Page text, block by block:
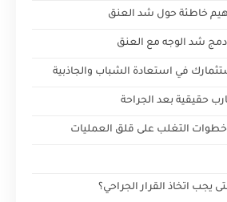
خاطئة حول شد العنق
دمج شد الوجه مع العنق
في استعادة الشباب والجاذبية
حقيقية بعد الجراحة
التغلب على قلق العمليات
يجب اتخاذ القرار الجراحي؟